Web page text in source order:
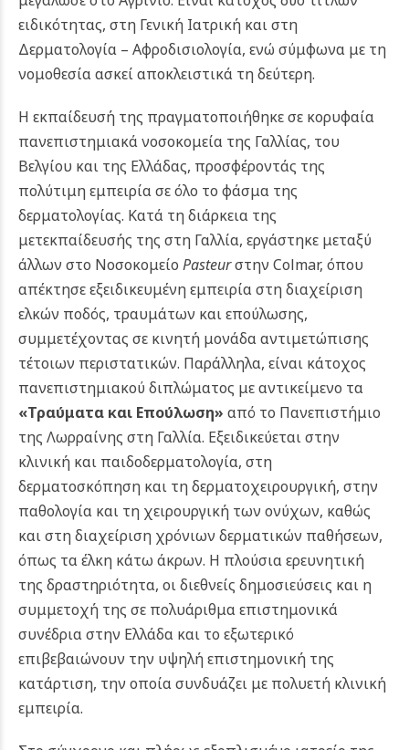
ειδικότητας, στη Γενική Ιατρική και στη
Δερματολογία – Αφροδισιολογία, ενώ σύμφωνα με τη
νομοθεσία ασκεί αποκλειστικά τη δεύτερη.
Η εκπαίδευσή της πραγματοποιήθηκε σε κορυφαία
πανεπιστημιακά νοσοκομεία της Γαλλίας, του
Βελγίου και της Ελλάδας, προσφέροντάς της
πολύτιμη εμπειρία σε όλο το φάσμα της
δερματολογίας. Κατά τη διάρκεια της
μετεκπαίδευσής της στη Γαλλία, εργάστηκε μεταξύ
άλλων στο Νοσοκομείο Pasteurστην Colmar, όπου
απέκτησε εξειδικευμένη εμπειρία στη διαχείριση
ελκών ποδός, τραυμάτων και επούλωσης,
συμμετέχοντας σε κινητή μονάδα αντιμετώπισης
τέτοιων περιστατικών. Παράλληλα, είναι κάτοχος
πανεπιστημιακού διπλώματος με αντικείμενο τα
«Τραύματα και Επούλωση» από το Πανεπιστήμιο
της Λωρραίνης στη Γαλλία. Εξειδικεύεται στην
κλινική και παιδοδερματολογία, στη
δερματοσκόπηση και τη δερματοχειρουργική, στην
παθολογία και τη χειρουργική των ονύχων, καθώς
και στη διαχείριση χρόνιων δερματικών παθήσεων,
όπως τα έλκη κάτω άκρων. Η πλούσια ερευνητική
της δραστηριότητα, οι διεθνείς δημοσιεύσεις και η
συμμετοχή της σε πολυάριθμα επιστημονικά
συνέδρια στην Ελλάδα και το εξωτερικό
επιβεβαιώνουν την υψηλή επιστημονική της
κατάρτιση, την οποία συνδυάζει με πολυετή κλινική
εμπειρία.